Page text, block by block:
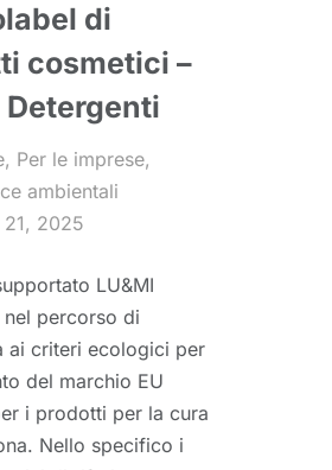
di
cosmetici –
Detergenti
, Per le imprese,
ambientali
21, 2025
LU&MI
nel percorso di
ai criteri ecologici per
del marchio EU
i prodotti per la cura
Nello specifico i